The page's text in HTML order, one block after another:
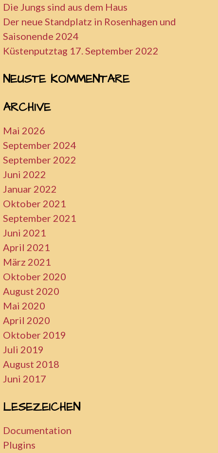
Die Jungs sind aus dem Haus
Der neue Standplatz in Rosenhagen und
Saisonende 2024
Küstenputztag 17. September 2022
NEUSTE KOMMENTARE
ARCHIVE
Mai 2026
September 2024
September 2022
Juni 2022
Januar 2022
Oktober 2021
September 2021
Juni 2021
April 2021
März 2021
Oktober 2020
August 2020
Mai 2020
April 2020
Oktober 2019
Juli 2019
August 2018
Juni 2017
LESEZEICHEN
Documentation
Plugins